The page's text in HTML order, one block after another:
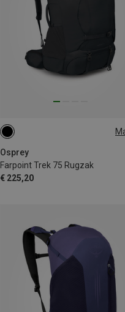
Osprey
Farpoint Trek 75 Rugzak
€ 225,20
75L